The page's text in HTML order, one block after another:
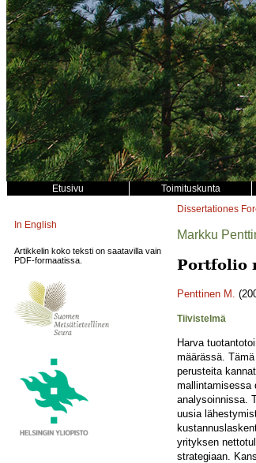
Etusivu Toimituskunta
In English
Artikkelin koko teksti on saatavilla vain
PDF-formaatissa.
Dissertationes
Markku
Portfolio
Penttinen M.
Tiivistelmä
Harva
määrässä.
perusteita
mallintamisessa
analysoinnissa.
uusia
yrityksen
strategiaan.